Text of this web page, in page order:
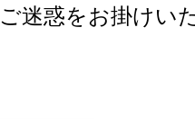
ご迷惑をお掛けい